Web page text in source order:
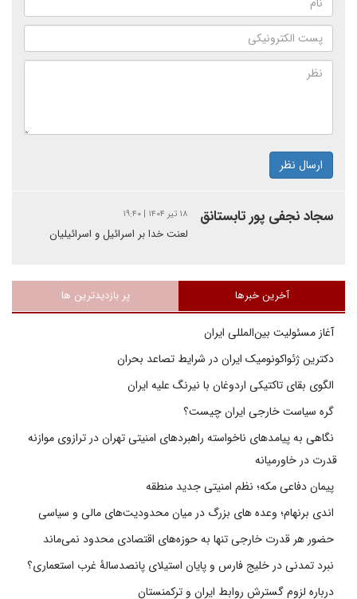
ارسال نظر
سجاد نجفی پور تابستانق ۱۸ تیر ۱۴۰۴ | ۱۹:۴۰
لعنت خدا بر اسرائیل و اسرائیلیان
آخرین خبرها پر بازدیدترین ها
آغاز مسئولیت بین‌المللی ایران
دکترین ژئواکونومیک ایران در شرایط تصاعد بحران
الگوی بقای تاکتیکی اردوغان با نیرنگ علیه ایران
گره سیاست خارجی ایران چیست؟
نگاهی به پیامدهای ناخواسته راهبردهای امنیتی تهران در ترازوی موازنه
قدرت در خاورمیانه
پیمان دفاعی مکه؛ نظم امنیتی جدید منطقه
اندی برنهام؛ وعده های بزرگ در میان محدودیت‌های مالی و سیاسی
حضور هر قدرت خارجی تنها به حوزه‌های اقتصادی محدود نمی‌ماند
نبرد تمدنی در خلیج فارس و پایان استیلای پانصدسالۀ غرب استعماری؟
درباره لزوم گسترش روابط ایران و ترکمنستان